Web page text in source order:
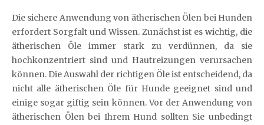
Die sichere Anwendung von ätherischen Ölen bei Hunden
erfordert Sorgfalt und Wissen. Zunächst ist es wichtig, die
ätherischen Öle immer stark zu verdünnen, da sie
hochkonzentriert sind und Hautreizungen verursachen
können. Die Auswahl der richtigen Öle ist entscheidend, da
nicht alle ätherischen Öle für Hunde geeignet sind und
einige sogar giftig sein können. Vor der Anwendung von
ätherischen Ölen bei Ihrem Hund sollten Sie unbedingt